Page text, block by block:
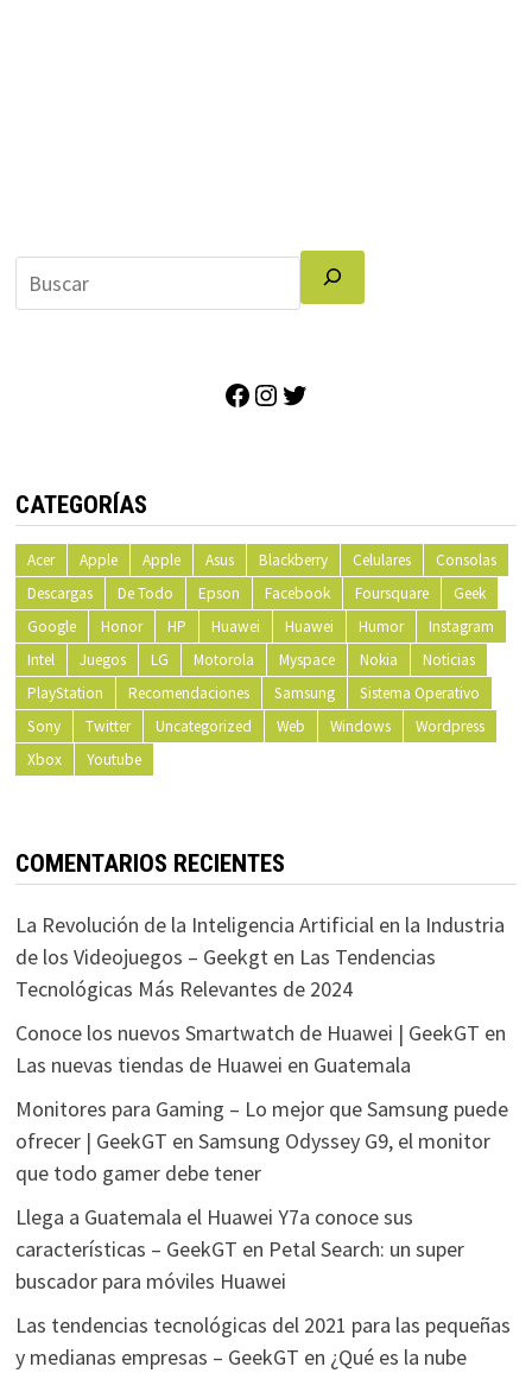
Facebook
Instagram
CATEGORÍAS
Acer Apple Apple Asus Blackberry Celulares
Consolas
Descargas
De Todo Epson Facebook Foursquare
Geek
Google
Honor HP Huawei Huawei Humor
Instagram
Intel
Juegos LG Motorola Myspace Nokia
Noticias
PlayStation
Recomendaciones Samsung
Sistema Operativo
Sony
Twitter Uncategorized Web Windows
Wordpress
Xbox
Youtube
COMENTARIOS RECIENTES
La Revolución de la Inteligencia Artificial en la Industria
de los Videojuegos – Geekgten Las Tendencias
Tecnológicas Más Relevantes de 2024
Conoce los nuevos Smartwatch de Huawei | GeekGT en
Las nuevas tiendas de Huawei en Guatemala
Monitores para Gaming – Lo mejor que Samsung puede
ofrecer | GeekGT en Samsung Odyssey G9, el monitor
que todo gamer debe tener
Llega a Guatemala el Huawei Y7a conoce sus
características – GeekGT en Petal Search: un super
buscador para móviles Huawei
Las tendencias tecnológicas del 2021 para las pequeñas
y medianas empresas – GeekGT en ¿Qué es la nube